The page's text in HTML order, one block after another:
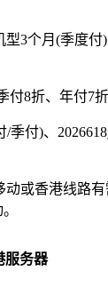
3个月(季度
付8折、年付7折
/季付)、
动或香港线路
服务器